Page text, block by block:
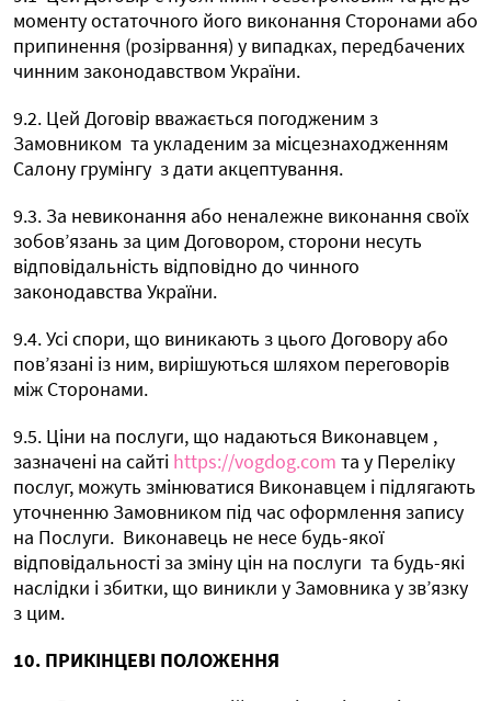
моменту остаточного його виконання Сторонами або
припинення (розірвання) у випадках, передбачених
чинним законодавством України.
9.2. Цей Договір вважається погодженим з
Замовником та укладеним за місцезнаходженням
Салону грумінгу з дати акцептування.
9.3. За невиконання або неналежне виконання своїх
зобов’язань за цим Договором, сторони несуть
відповідальність відповідно до чинного
законодавства України.
9.4. Усі спори, що виникають з цього Договору або
пов’язані із ним, вирішуються шляхом переговорів
між Сторонами.
9.5. Ціни на послуги, що надаються Виконавцем ,
зазначені на сайті https://vogdog.com та у Переліку
послуг, можуть змінюватися Виконавцем і підлягають
уточненню Замовником під час оформлення запису
на Послуги. Виконавець не несе будь-якої
відповідальності за зміну цін на послуги та будь-які
наслідки і збитки, що виникли у Замовника у зв’язку
з цим.
10. ПРИКІНЦЕВІ ПОЛОЖЕННЯ